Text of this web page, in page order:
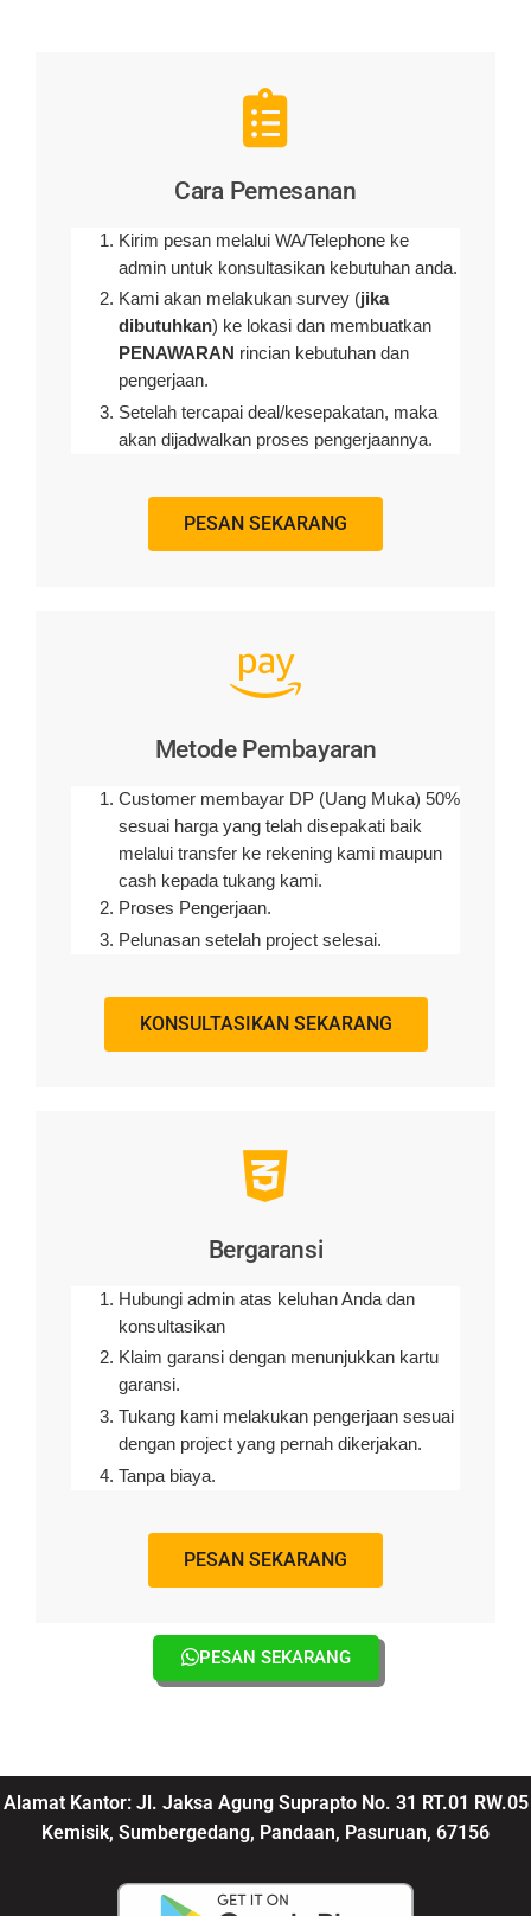
Cara Pemesanan
Kirim pesan melalui WA/Telephone ke
admin untuk konsultasikan kebutuhan anda.
Kami akan melakukan survey (jika
dibutuhkan) ke lokasi dan membuatkan
PENAWARAN rincian kebutuhan dan
pengerjaan.
Setelah tercapai deal/kesepakatan, maka
akan dijadwalkan proses pengerjaannya.
PESAN SEKARANG
Metode Pembayaran
Customer membayar DP (Uang Muka) 50%
sesuai harga yang telah disepakati baik
melalui transfer ke rekening kami maupun
cash kepada tukang kami.
Proses Pengerjaan.
Pelunasan setelah project selesai.
KONSULTASIKAN SEKARANG
Bergaransi
Hubungi admin atas keluhan Anda dan
konsultasikan
Klaim garansi dengan menunjukkan kartu
garansi.
Tukang kami melakukan pengerjaan sesuai
dengan project yang pernah dikerjakan.
Tanpa biaya.
PESAN SEKARANG
PESAN SEKARANG
Alamat Kantor: Jl. Jaksa Agung Suprapto No. 31 RT.01 RW.05
Kemisik, Sumbergedang, Pandaan, Pasuruan, 67156